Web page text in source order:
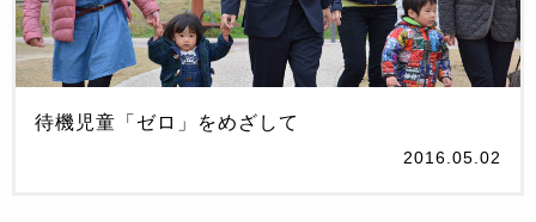
待機児童「ゼロ」をめざして
2016.05.02